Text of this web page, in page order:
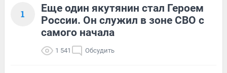
1
Еще один якутянин стал Героем
России. Он служил в зоне СВО с
самого начала
1 541 Обсудить